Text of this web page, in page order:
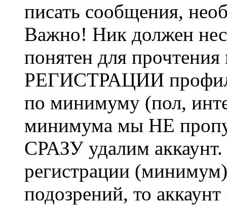
писать сообщения,
Важно! Ник должен
понятен для
РЕГИСТРАЦИИ профиль
по минимуму (пол,
минимума мы НЕ
СРАЗУ удалим
регистрации
подозрений, то